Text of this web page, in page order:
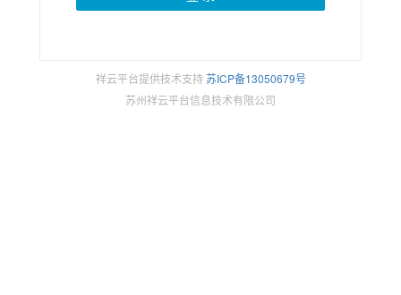
祥云平台提供技术支持苏ICP备13050679号
苏州祥云平台信息技术有限公司